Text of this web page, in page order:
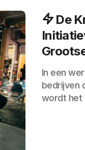
De
In een
bedrijven
wordt het